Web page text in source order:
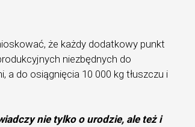
że każdy dodatkowy punkt
niezbędnych do
a do osiągnięcia 10 000 kg tłuszczu i
nie tylko o urodzie, ale też i